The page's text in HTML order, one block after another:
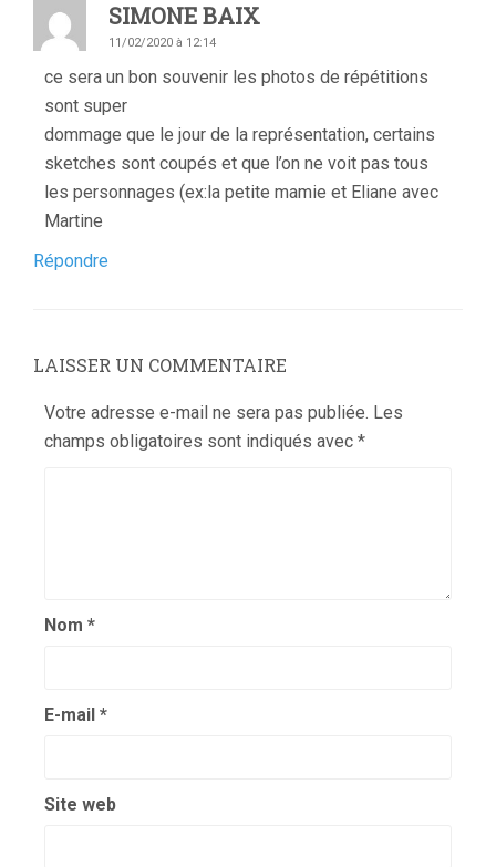
SIMONE BAIX
11/02/2020 à 12:14
ce sera un bon souvenir les photos de répétitions
sont super
dommage que le jour de la représentation, certains
sketches sont coupés et que l’on ne voit pas tous
les personnages (ex:la petite mamie et Eliane avec
Martine
Répondre
LAISSER UN COMMENTAIRE
Votre adresse e-mail ne sera pas publiée. Les
champs obligatoires sont indiqués avec *
Nom *
E-mail *
Site web